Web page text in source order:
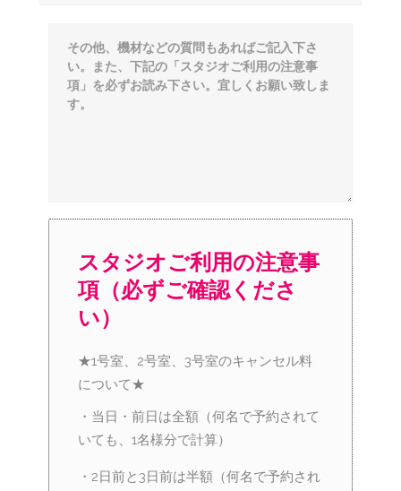
スタジオご利用の注意事
項（必ずご確認くださ
い）
★1号室、2号室、3号室のキャンセル料
について★
・当日・前日は全額（何名で予約されて
いても、1名様分で計算）
・2日前と3日前は半額（何名で予約され